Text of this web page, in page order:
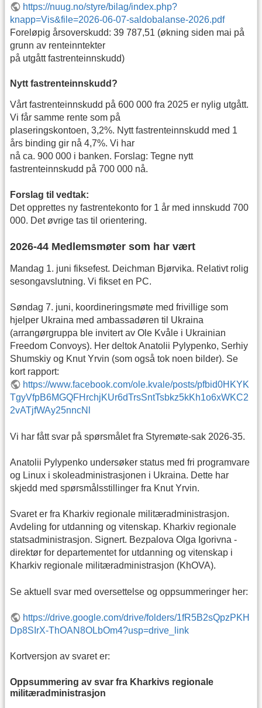
https://nuug.no/styre/bilag/index.php?
knapp=Vis&file=2026-06-07-saldobalanse-2026.pdf
Foreløpig årsoverskudd: 39 787,51 (økning siden mai på
grunn av renteinntekter
på utgått fastrenteinnskudd)
Nytt fastrenteinnskudd?
Vårt fastrenteinnskudd på 600 000 fra 2025 er nylig utgått.
Vi får samme rente som på
plaseringskontoen, 3,2%. Nytt fastrenteinnskudd med 1
års binding gir nå 4,7%. Vi har
nå ca. 900 000 i banken. Forslag: Tegne nytt
fastrenteinnskudd på 700 000 nå.
Forslag til vedtak:
Det opprettes ny fastrentekonto for 1 år med innskudd 700
000. Det øvrige tas til orientering.
2026-44 Medlemsmøter som har vært
Mandag 1. juni fiksefest. Deichman Bjørvika. Relativt rolig
sesongavslutning. Vi fikset en PC.
Søndag 7. juni, koordineringsmøte med frivillige som
hjelper Ukraina med ambassadøren til Ukraina
(arrangørgruppa ble invitert av Ole Kvåle i Ukrainian
Freedom Convoys). Her deltok Anatolii Pylypenko, Serhiy
Shumskiy og Knut Yrvin (som også tok noen bilder). Se
kort rapport:
https://www.facebook.com/ole.kvale/posts/pfbid0HKYK
TgyVfpB6MGQFHrchjKUr6dTrsSntTsbkz5kKh1o6xWKC2
2vATjfWAy25nncNl
Vi har fått svar på spørsmålet fra Styremøte-sak 2026-35.
Anatolii Pylypenko undersøker status med fri programvare
og Linux i skoleadministrasjonen i Ukraina. Dette har
skjedd med spørsmålsstillinger fra Knut Yrvin.
Svaret er fra Kharkiv regionale militæradministrasjon.
Avdeling for utdanning og vitenskap. Kharkiv regionale
statsadministrasjon. Signert. Bezpalova Olga Igorivna -
direktør for departementet for utdanning og vitenskap i
Kharkiv regionale militæradministrasjon (KhOVA).
Se aktuell svar med oversettelse og oppsummeringer her:
https://drive.google.com/drive/folders/1fR5B2sQpzPKH
Dp8SIrX-ThOAN8OLbOm4?usp=drive_link
Kortversjon av svaret er:
Oppsummering av svar fra Kharkivs regionale
militæradministrasjon